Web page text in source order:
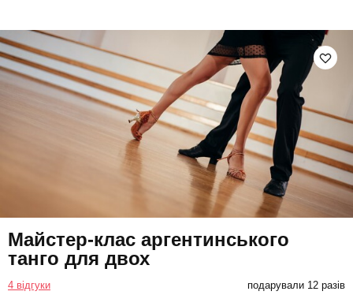
Майстер-клас аргентинського
танго для двох
4 відгуки подарували 12 разів